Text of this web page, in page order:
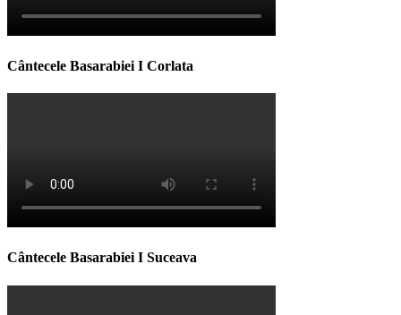
Cântecele Basarabiei I Corlata
Cântecele Basarabiei I Suceava